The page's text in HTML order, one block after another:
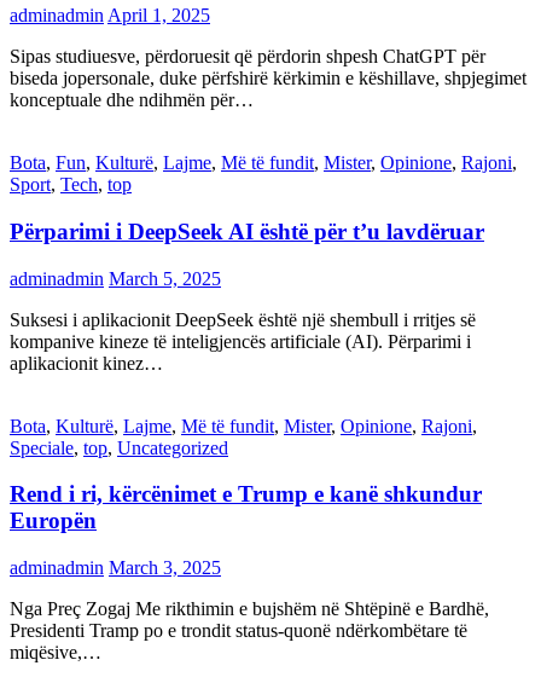
adminadmin April 1, 2025
Sipas studiuesve, përdoruesit që përdorin shpesh ChatGPT për
biseda jopersonale, duke përfshirë kërkimin e këshillave, shpjegimet
konceptuale dhe ndihmën për…
Bota, Fun, Kulturë, Lajme, Më të fundit, Mister, Opinione, Rajoni,
Sport, Tech, top
Përparimi i DeepSeek AI është për t’u lavdëruar
adminadmin March 5, 2025
Suksesi i aplikacionit DeepSeek është një shembull i rritjes së
kompanive kineze të inteligjencës artificiale (AI). Përparimi i
aplikacionit kinez…
Bota, Kulturë, Lajme, Më të fundit, Mister, Opinione, Rajoni,
Speciale, top, Uncategorized
Rend i ri, kërcënimet e Trump e kanë shkundur
Europën
adminadmin March 3, 2025
Nga Preç Zogaj Me rikthimin e bujshëm në Shtëpinë e Bardhë,
Presidenti Tramp po e trondit status-quonë ndërkombëtare të
miqësive,…